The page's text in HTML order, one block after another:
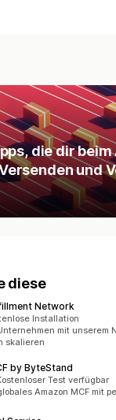
die dir
und
diese
Network
insgesamtInstallation
mit unserem
skalieren
by ByteStand
insgesamtTest verfügbar
Amazon MCF mit